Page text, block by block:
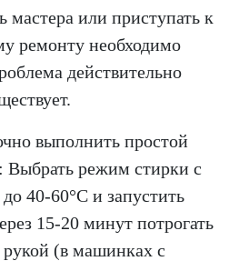
мастера или приступать к
ремонту необходимо
действительно
выполнить простой
Выбрать режим стирки с
40-60°С и запустить
15-20 минут потрогать
рукой (в машинках с